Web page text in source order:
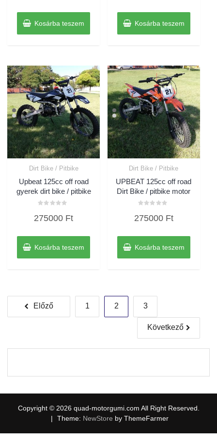
was:
319000 Ft.
289000 Ft.
Kosárba teszem
was:
319000 Ft.
Kosárba teszem
Dirt Bike / Pitbike
Upbeat 125cc off road
gyerek dirt bike / pitbike
0
275000 Ft
Kosárba teszem
Dirt Bike / Pitbike
UPBEAT 125cc off road
Dirt Bike / pitbike motor
0
275000 Ft
Kosárba teszem
Bejegyzések
lapozása
Előző 1 2 3
Következő
Copyright © 2026 quad-motorgumi.com All Right Reserved.
|
Theme: NewStore by ThemeFarmer